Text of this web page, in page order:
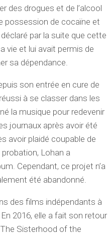
des drogues et de l’alcool
possession de cocaïne et
par la suite que cette
vie et lui avait permis de
sa dépendance.
son entrée en cure de
à se classer dans les
la musique pour redevenir
journaux après avoir été
avoir plaidé coupable de
Lohan a
Cependant, ce projet n’a
été abandonné.
des films indépendants à
2016, elle a fait son retour
Sisterhood of the